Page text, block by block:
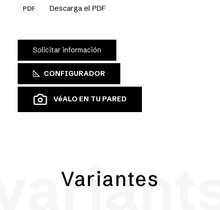
PDF Descarga el PDF
Solicitar información
CONFIGURADOR
VéALO EN TU PARED
Variantes